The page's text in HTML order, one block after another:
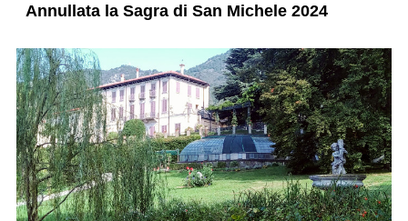
Annullata la Sagra di San Michele 2024